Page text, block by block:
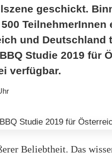
geschickt.
TeilnehmerInnen
und Deutschland
Studie 2019 für
verfügbar.
Beliebtheit. Das